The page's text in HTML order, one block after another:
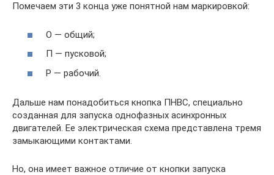
Помечаем эти 3 конца уже понятной нам маркировкой:
О — общий;
П — пусковой;
Р — рабочий.
Дальше нам понадобиться кнопка ПНВС, специально
созданная для запуска однофазных асинхронных
двигателей. Ее электрическая схема представлена тремя
замыкающими контактами.
Но, она имеет важное отличие от кнопки запуска